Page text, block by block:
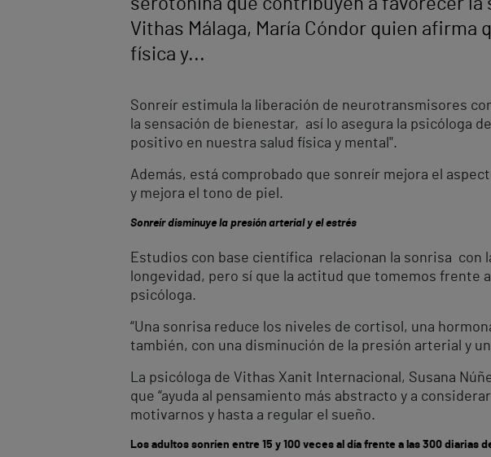
Vithas Málaga, María Cóndor quien
física y...
Sonreír estimula la liberación de neurotransmisores
la sensación de bienestar, así lo asegura la psicóloga
positivo en nuestra salud física y mental".
Además, está comprobado que sonreír mejora el
y mejora el tono de piel.
Sonreír disminuye la presión arterial y el estrés
Estudios con base científica relacionan la sonrisa con
longevidad, pero sí que la actitud que tomemos frente
psicóloga.
“Una sonrisa reduce los niveles de cortisol, una
también, con una disminución de la presión arterial y
La psicóloga de Vithas Xanit Internacional, Susana
que “ayuda al pensamiento más abstracto y a
motivarnos y hasta a regular el sueño.
Los adultos sonríen entre 15 y 100 veces al día frente a las 300 diarias